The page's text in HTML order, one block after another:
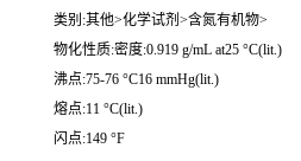
类别:其他>化学试剂>含氮有机物>
物化性质:密度:0.919 g/mL at25 °C(lit.)
沸点:75-76 °C16 mmHg(lit.)
熔点:11 °C(lit.)
闪点:149 °F